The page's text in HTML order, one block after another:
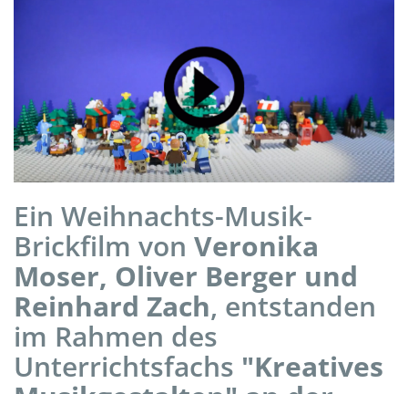
Ein Weihnachts-Musik-
Brickfilm von Veronika
Moser, Oliver Berger und
Reinhard Zach, entstanden
im Rahmen des
Unterrichtsfachs "Kreatives